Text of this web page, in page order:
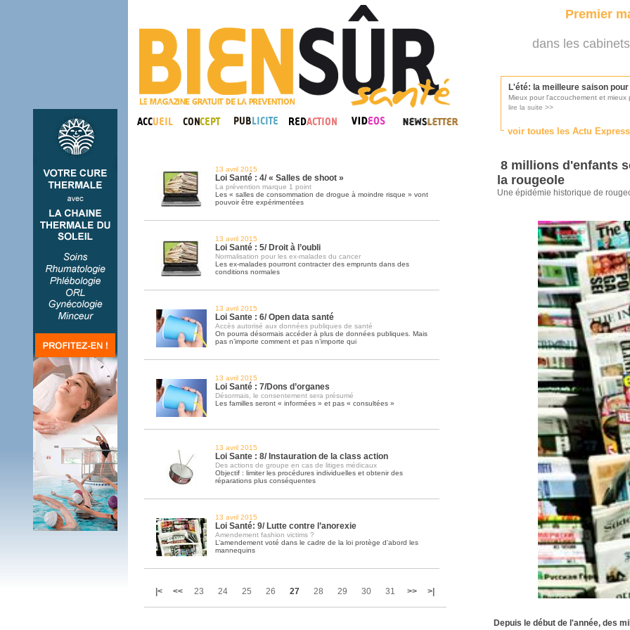
Premier
dans les
voir toutes les Actu
L'été: la meilleure saison
Mieux pour l'accouchement et mieux
lire la suite >>
Consultés par l'Ordre des médecins,
lire la suite >>
La pub au service des praticiens?
lire la suite >>
DMP, l'Arlésienne va devenir
Déploiement prévu au 4ème
lire la suite >>
Soins palliatifs: 40 millions de
La journée mondiale des soins
lire la suite >>
13 avril 2015
Loi Santé : 4/ « Salles de shoot »
La prévention marque 1 point
Les « salles de consommation de drogue à moindre risque » vont
pouvoir être expérimentées
13 avril 2015
Loi Santé : 5/ Droit à l’oubli
Normalisation pour les ex-malades du cancer
Les ex-malades pourront contracter des emprunts dans des
conditions normales
13 avril 2015
Loi Sante : 6/ Open data santé
Accès autorisé aux données publiques de santé
On pourra désormais accéder à plus de données publiques. Mais
pas n’importe comment et pas n’importe qui
13 avril 2015
Loi Santé : 7/Dons d’organes
Désormais, le consentement sera présumé
Les familles seront « informées » et pas « consultées »
13 avril 2015
Loi Sante : 8/ Instauration de la class action
Des actions de groupe en cas de litiges médicaux
Objectif : limiter les procédures individuelles et obtenir des
réparations plus conséquentes
13 avril 2015
Loi Santé: 9/ Lutte contre l’anorexie
Amendement fashion victims ?
L’amendement voté dans le cadre de la loi protège d’abord les
mannequins
|< << 23 24 25 26 27 28 29 30 31 >> >|
8 millions d'enfants
la rougeole
Une épidémie historique de
Depuis le début de l'année, des